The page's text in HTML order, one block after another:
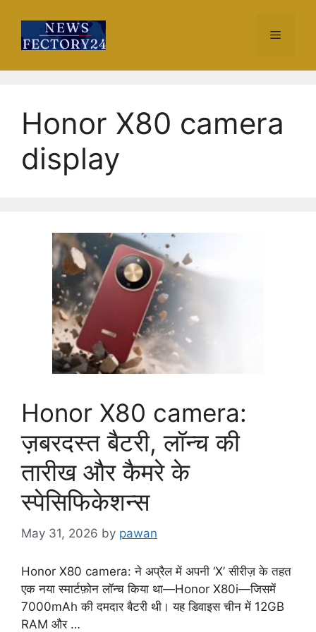
content
Menu
Honor X80 camera
display
Honor X80 camera:
ज़बरदस्त बैटरी, लॉन्च की
तारीख और कैमरे के
स्पेसिफिकेशन्स
May 31, 2026 by pawan
Honor X80 camera: ने अप्रैल में अपनी ‘X’ सीरीज़ के तहत
एक नया स्मार्टफ़ोन लॉन्च किया था—Honor X80i—जिसमें
7000mAh की दमदार बैटरी थी। यह डिवाइस चीन में 12GB
RAM और …